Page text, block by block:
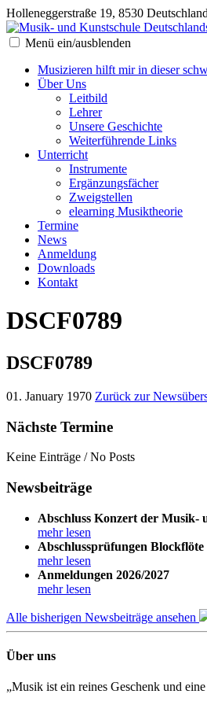
Holleneggerstraße 19, 8530
Menü ein/ausblenden
Musizieren hilft mir in dieser
Über Uns
Leitbild
Lehrer
Unsere Geschichte
Weiterführende Links
Unterricht
Instrumente
Ergänzungsfächer
Zweigstellen
elearning Musiktheorie
Termine
News
Anmeldung
Downloads
Kontakt
DSCF0789
DSCF0789
01. January 1970 Zurück zur
Nächste Termine
Keine Einträge / No Posts
Newsbeiträge
Abschluss Konzert der Musik-
mehr lesen
Abschlussprüfungen Blockflöte
mehr lesen
Anmeldungen 2026/2027
mehr lesen
Alle bisherigen Newsbeiträge ansehen
Über uns
„Musik ist ein reines Geschenk und